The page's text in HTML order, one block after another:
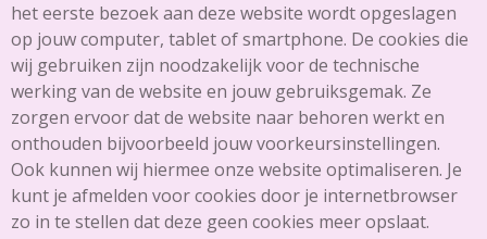
het eerste bezoek aan deze website wordt opgeslagen
op jouw computer, tablet of smartphone. De cookies die
wij gebruiken zijn noodzakelijk voor de technische
werking van de website en jouw gebruiksgemak. Ze
zorgen ervoor dat de website naar behoren werkt en
onthouden bijvoorbeeld jouw voorkeursinstellingen.
Ook kunnen wij hiermee onze website optimaliseren. Je
kunt je afmelden voor cookies door je internetbrowser
zo in te stellen dat deze geen cookies meer opslaat.